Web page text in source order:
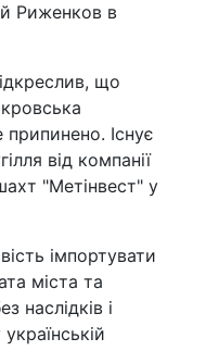
Риженков в
що
Існує
від компанії
"Метінвест" у
імпортувати
міста та
наслідків і